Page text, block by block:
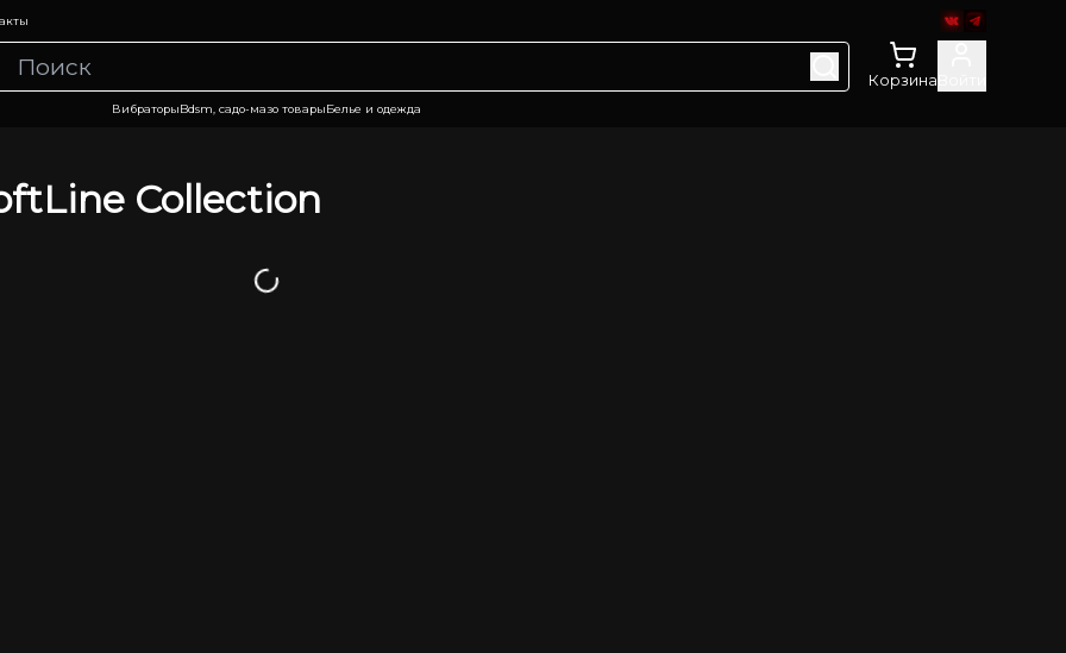
Корзина
ВибраторыBdsm, садо-мазо товарыБелье и одежда
Collection
Загрузка